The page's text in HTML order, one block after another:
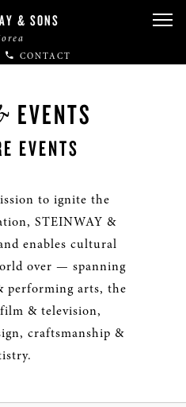
& SONS
CONTACT
EVENTS
EVENTS
to ignite the
STEINWAY &
enables cultural
over — spanning
performing arts, the
& television,
craftsmanship &